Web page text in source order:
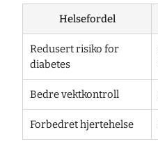
Helsefordel
Redusert risiko for
diabetes
Bedre vektkontroll
Forbedret hjertehelse